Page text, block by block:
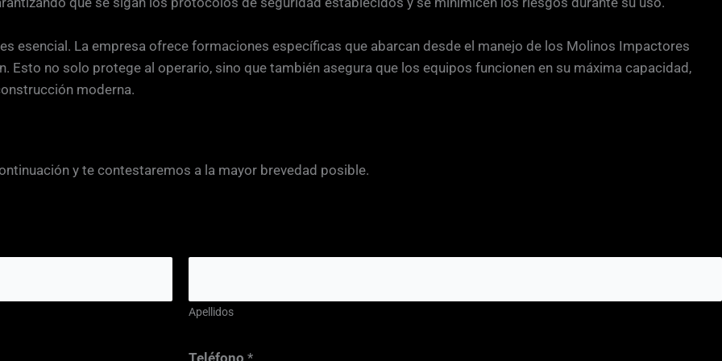
esencial. La empresa ofrece formaciones específicas que abarcan desde el manejo de los Molinos Impactores
Esto no solo protege al operario, sino que también asegura que los equipos funcionen en su máxima capacidad,
moderna.
y te contestaremos a la mayor brevedad posible.
Apellidos
Teléfono *